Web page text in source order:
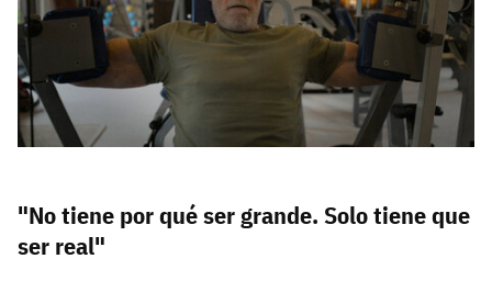
"No tiene por qué ser grande. Solo tiene que
ser real"